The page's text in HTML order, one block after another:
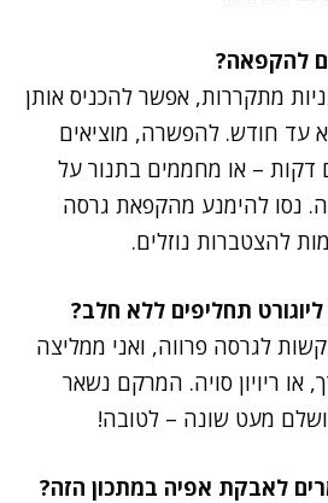
מתקררות, אפשר להכניס אותן
עד חודש. להפשרה, מוציאים
דקות – או מחממים בתנור על
נסו להימנע מהקפאת גרסה
להצטברות נוזלים.
לגרסה פרווה, ואני ממליצה
או ריויון סויה. המרקם נשאר
מעט שונה – לטובה!